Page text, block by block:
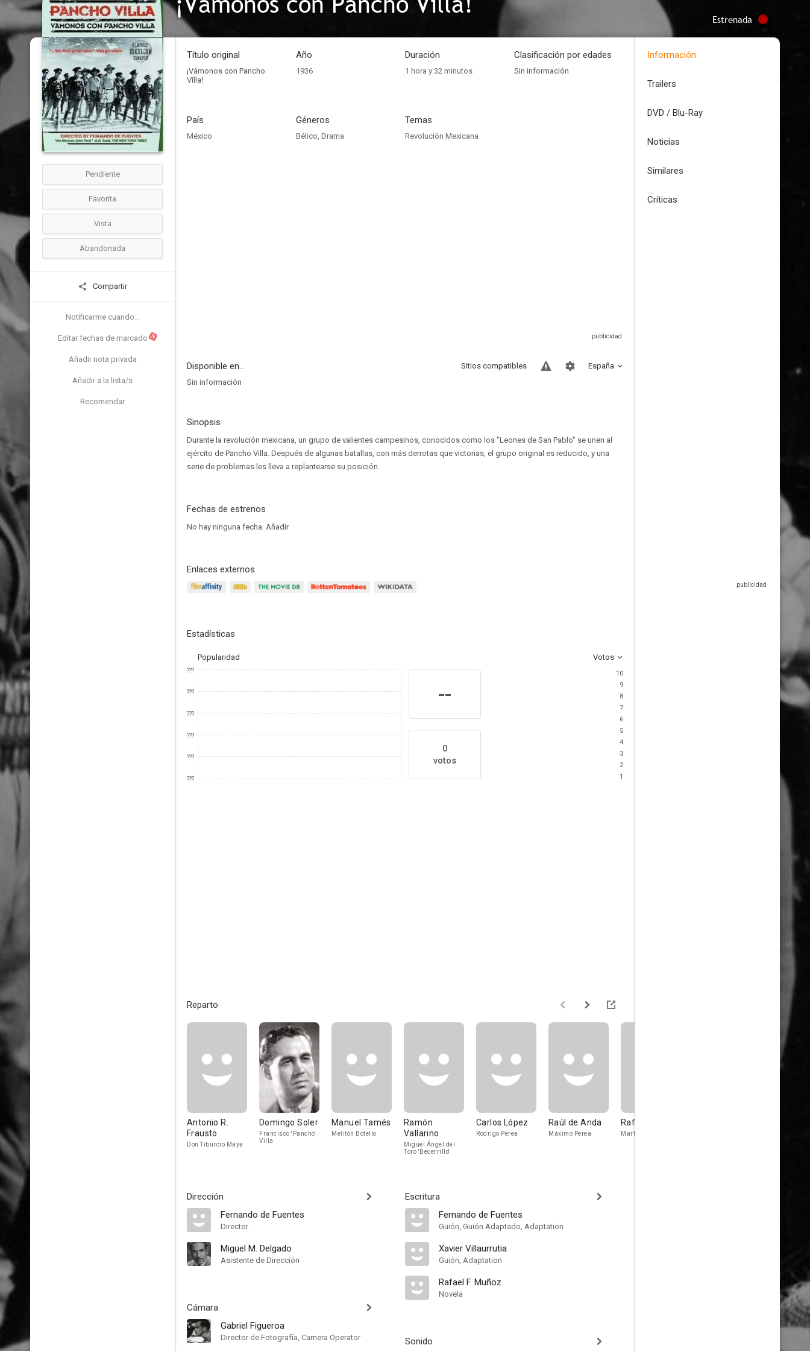
Estrenada
Pendiente
Favorita
Vista
Abandonada
Compartir
Notificarme cuando...
Editar fechas de marcado N
Añadir nota privada
Añadir a la lista/s
Recomendar
Título original
¡Vámonos con Pancho
Villa!
Año
1936
Duración
1 hora y 32 minutos
Clasificación por edades
Sin información
País
México
Géneros
Bélico, Drama
Temas
Revolución Mexicana
Disponible en... España
Sitios compatibles
Sin información
Sinopsis
Durante la revolución mexicana, un grupo de valientes campesinos, conocidos como los "Leones de San Pablo" se unen al
ejército de Pancho Villa. Después de algunas batallas, con más derrotas que victorias, el grupo original es reducido, y una
serie de problemas les lleva a replantearse su posición.
Fechas de estrenos
No hay ninguna fecha. Añadir
Enlaces externos
Estadísticas
Popularidad Votos
???
???
???
???
???
???
--
0
votos
10
9
8
7
6
5
4
3
2
1
Reparto
Antonio R.
Frausto
Don Tiburcio Maya
Domingo Soler
Francisco 'Pancho'
Villa
Manuel Tamés
Melitón Botello
Ramón
Vallarino
Miguel Ángel del
Toro 'Becerrillo'
Carlos López
Rodrigo Perea
Raúl de Anda
Máximo Perea
Rafael F. Muñoz
Martín Espinosa
Dirección
Fernando de Fuentes
Director
Miguel M. Delgado
Asistente de Dirección
Cámara
Gabriel Figueroa
Director de Fotografía, Camera Operator
Escritura
Fernando de Fuentes
Guión, Guión Adaptado, Adaptation
Xavier Villaurrutia
Guión, Adaptation
Rafael F. Muñoz
Novela
Sonido
Información
Trailers
DVD / Blu-Ray
Noticias
Similares
Críticas